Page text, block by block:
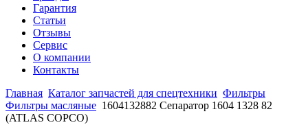
Гарантия
Статьи
Отзывы
Сервис
О компании
Контакты
Главная Каталог запчастей для спецтехники Фильтры
Фильтры масляные 1604132882 Сепаратор 1604 1328 82
(ATLAS COPCO)